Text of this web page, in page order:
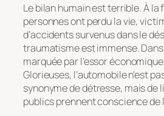
Le bilan humain est terrible. À la
personnes ont perdu la vie,
d’accidents survenus dans le
traumatisme est immense.
marquée par l’essor
Glorieuses, l’automobile n’est
synonyme de détresse, mais de
publics prennent conscience de